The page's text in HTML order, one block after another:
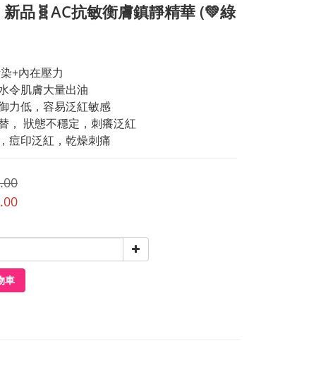
品🧬AC抗敏衡膚鎮靜精華 (💚綠
+內在壓力
令肌膚大量出油
力低，容易泛紅敏感
， 狀態不穩定，刺癢泛紅
痘印泛紅，乾燥刺痛
車